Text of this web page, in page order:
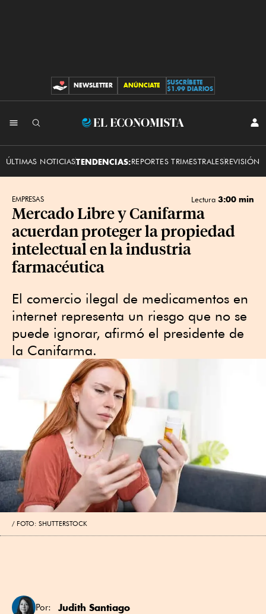
CONTRIBUCIONES
NEWSLETTER ANÚNCIATE
SUSCRÍBETE
$1.99 DIARIOS
El
ÚLTIMAS NOTICIASTENDENCIAS:REPORTES TRIMESTRALESREVISIÓN
EMPRESAS Lectura 3:00 min
Mercado Libre y Canifarma
acuerdan proteger la propiedad
intelectual en la industria
farmacéutica
El comercio ilegal de medicamentos en
internet representa un riesgo que no se
puede ignorar, afirmó el presidente de
la Canifarma.
FOTO: SHUTTERSTOCK
Por: Judith Santiago